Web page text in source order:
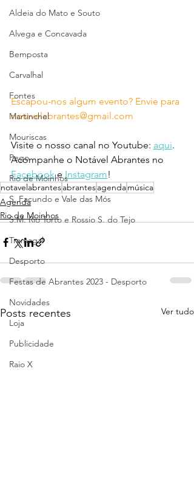
Aldeia do Mato e Souto
Alvega e Concavada
Bemposta
Carvalhal
Fontes
Martinchel
Mouriscas
Pego
Rio de Moinhos
S. Facundo e Vale das Mós
S.M. Rio Torto e Rossio S. do Tejo
Tramagal
Desporto
Festas de Abrantes 2023 - Desporto
Novidades
Loja
Publicidade
Raio X
Escapou-nos algum evento? Envie para
notavelabrantes@gmail.com
Visite o nosso canal no Youtube: aqui.
Acompanhe o Notável Abrantes no
Facebook e Instagram!
notavelabrantesabrantesagendamúsica
Agenda
Rio de Moinhos
Posts recentes Ver tudo